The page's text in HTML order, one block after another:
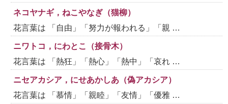
ネコヤナギ，ねこやなぎ（猫柳）
花言葉は 「自由」「努力が報われる」「親 …
ニワトコ，にわとこ（接骨木）
花言葉は 「熱狂」「熱心」「熱中」「哀れ …
ニセアカシア，にせあかしあ（偽アカシア）
花言葉は 「慕情」「親睦」「友情」「優雅 …